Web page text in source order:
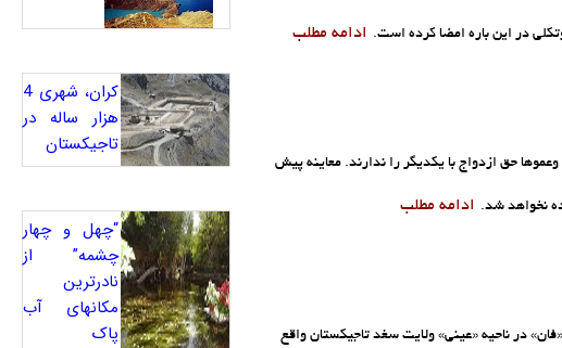
کران، شهری 4
هزار ساله در
تاجیکستان
“چهل و چهار
چشمه” از
نادرترین
مکانهای آب
پاک
در این باره امضا کرده است. ادامه مطلب
حق ازدواج با یکدیگر را ندارند. معاینه پیش
نخواهد شد. ادامه مطلب
در ناحیه «عینی» ولایت سغد تاجیکستان واقع